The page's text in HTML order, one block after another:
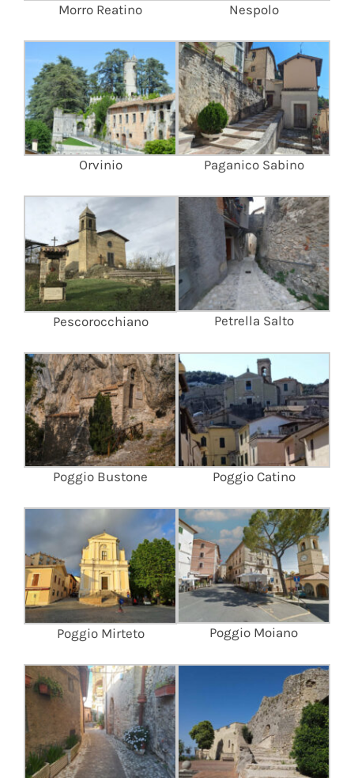
Morro Reatino Nespolo
Orvinio Paganico Sabino
Pescorocchiano Petrella Salto
Poggio Bustone Poggio Catino
Poggio Mirteto Poggio Moiano